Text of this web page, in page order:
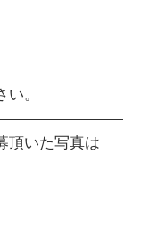
。
頂いた写真は